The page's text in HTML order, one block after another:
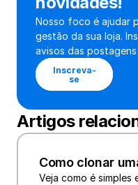
Nosso foco é ajudar
gestão da sua loja.
avisos das
Inscreva-
se
Artigos
Como clonar
Veja como é simples